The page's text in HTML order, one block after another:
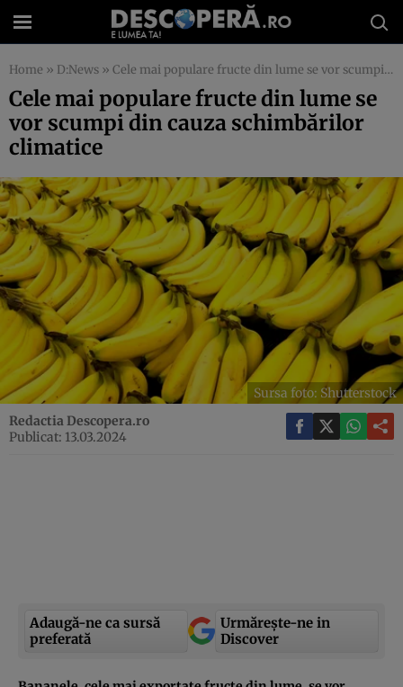
Home » D:News » Cele mai populare fructe din lume se vor scumpi din cauza schimbărilor climatice
Cele mai populare fructe din lume se
vor scumpi din cauza schimbărilor
climatice
Sursa foto: Shutterstock
Redactia Descopera.ro
Publicat: 13.03.2024
Adaugă-ne ca sursă
preferată
Urmărește-ne in
Discover